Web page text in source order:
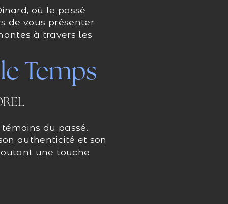
où le passé
de vous présenter
à travers les
Temps
du passé.
authenticité et son
une touche